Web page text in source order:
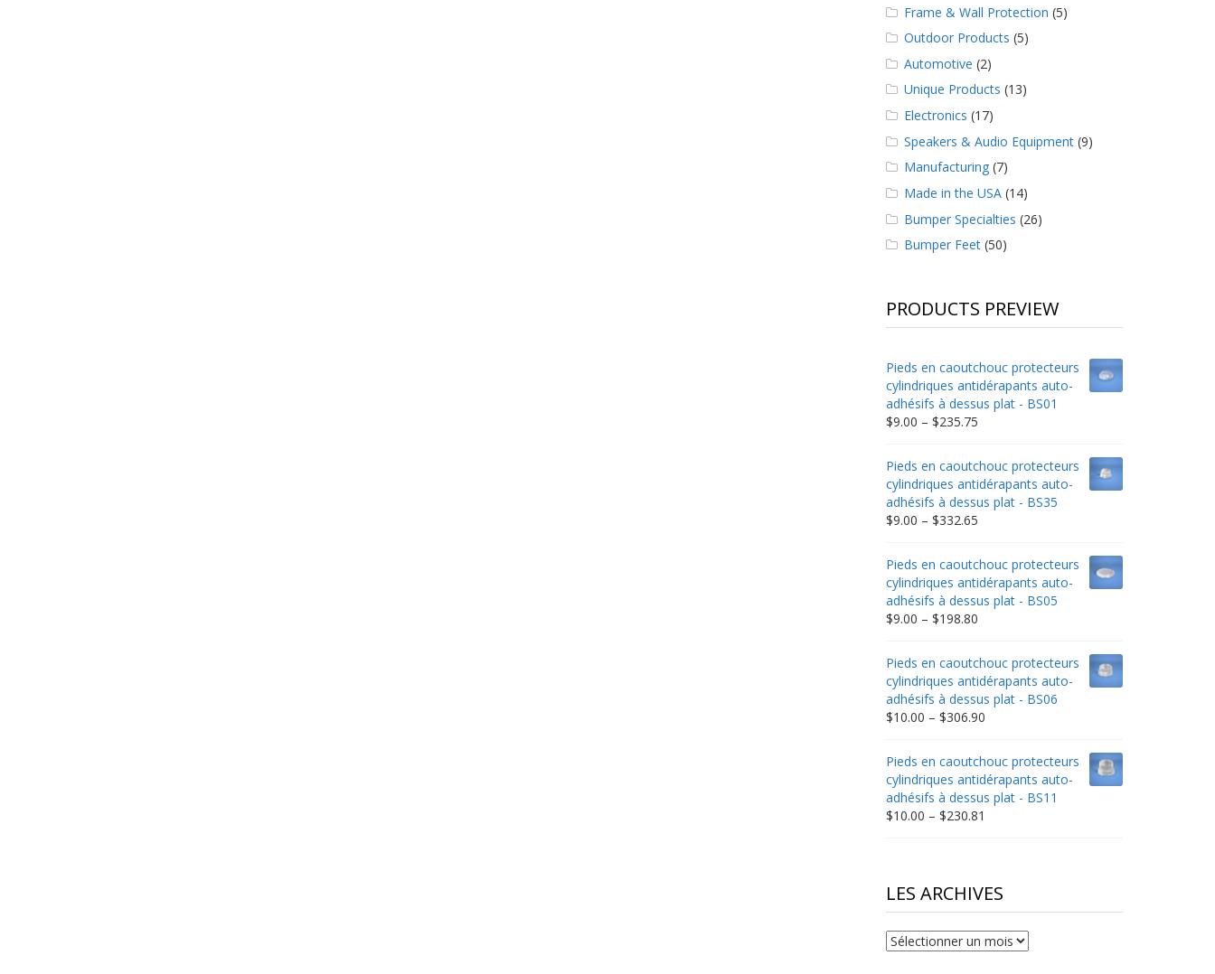
Frame & Wall Protection (5)
Outdoor Products (5)
Automotive (2)
Unique Products (13)
Electronics (17)
Speakers & Audio Equipment(9)
Manufacturing(7)
Made in the USA(14)
Bumper Specialties (26)
Bumper Feet(50)
PRODUCTS PREVIEW
Pieds en caoutchouc protecteurs
cylindriques antidérapants auto-
adhésifs à dessus plat - BS01
$9.00 – $235.75Price
$9.00
through
$235.75
Pieds en caoutchouc protecteurs
cylindriques antidérapants auto-
adhésifs à dessus plat - BS35
$9.00 – $332.65Price
$9.00
through
$332.65
Pieds en caoutchouc protecteurs
cylindriques antidérapants auto-
adhésifs à dessus plat - BS05
$9.00 – $198.80Price
$9.00
through
$198.80
Pieds en caoutchouc protecteurs
cylindriques antidérapants auto-
adhésifs à dessus plat - BS06
$10.00 – $306.90Price
through
$306.90
Pieds en caoutchouc protecteurs
cylindriques antidérapants auto-
adhésifs à dessus plat - BS11
$10.00 – $230.81
$230.81
LES ARCHIVES
Les
archives